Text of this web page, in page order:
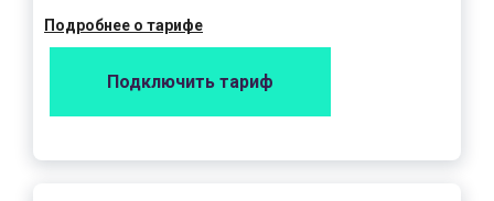
Подробнее о тарифе
Подключить тариф